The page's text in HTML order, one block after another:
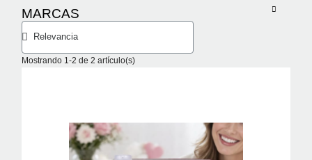
MARCAS
Mostrando 1-2 de 2 artículo(s)